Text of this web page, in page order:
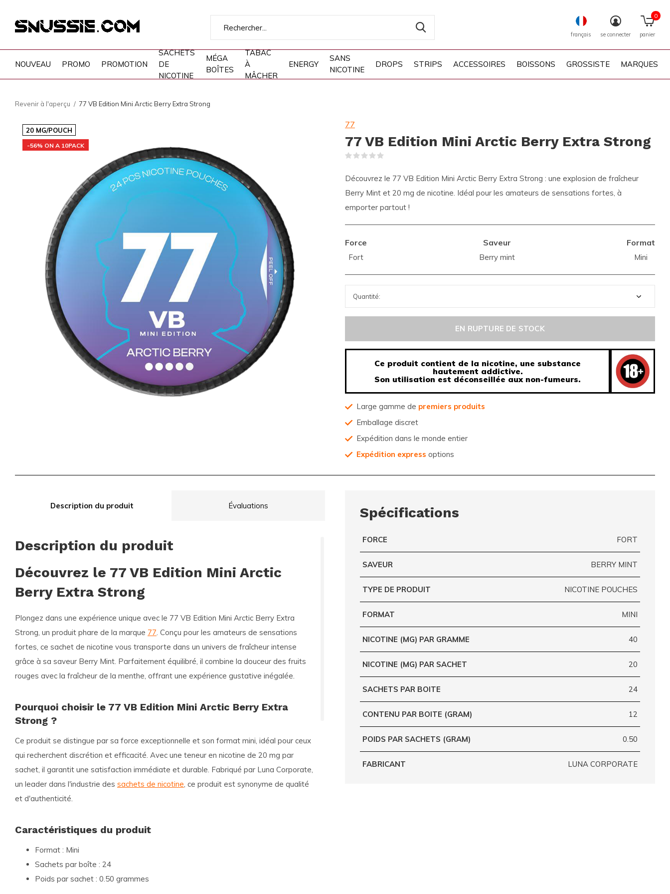
NOUVEAU PROMO PROMOTION
SACHETS
DE
NICOTINE
MÉGA
BOÎTES
TABAC
À
MÂCHER
ENERGY
SANS
NICOTINE
DROPS STRIPS ACCESSOIRES BOISSONS GROSSISTE MARQUES
français se connecter panier
0
Revenir à l'aperçu 77 VB Edition Mini Arctic Berry Extra Strong
20 MG/POUCH
-56% ON A 10PACK
77
77 VB Edition Mini Arctic Berry Extra Strong
Découvrez le 77 VB Edition Mini Arctic Berry Extra Strong : une explosion de fraîcheur
Berry Mint et 20 mg de nicotine. Idéal pour les amateurs de sensations fortes, à
emporter partout !
Force
Fort
Saveur
Berry mint
Format
Mini
EN RUPTURE DE STOCK
Ce produit contient de la nicotine, une substance
hautement addictive.
Son utilisation est déconseillée aux non-fumeurs.
Large gamme de premiers produits
Emballage discret
Expédition dans le monde entier
Expédition express options
Description du produit Évaluations
Description du produit
Découvrez le 77 VB Edition Mini Arctic
Berry Extra Strong
Plongez dans une expérience unique avec le 77 VB Edition Mini Arctic Berry Extra
Strong , un produit phare de la marque 77 . Conçu pour les amateurs de sensations
fortes, ce sachet de nicotine vous transporte dans un univers de fraîcheur intense
grâce à sa saveur Berry Mint. Parfaitement équilibré, il combine la douceur des fruits
rouges avec la fraîcheur de la menthe, offrant une expérience gustative inégalée.
Pourquoi choisir le 77 VB Edition Mini Arctic Berry Extra
Strong ?
Ce produit se distingue par sa force exceptionnelle et son format mini, idéal pour ceux
qui recherchent discrétion et efficacité. Avec une teneur en nicotine de 20 mg par
sachet, il garantit une satisfaction immédiate et durable. Fabriqué par Luna Corporate,
un leader dans l'industrie des sachets de nicotine , ce produit est synonyme de qualité
et d'authenticité.
Caractéristiques du produit
Format : Mini
Sachets par boîte : 24
Poids par sachet : 0.50 grammes
Spécifications
FORCE FORT
SAVEUR BERRY MINT
TYPE DE PRODUIT NICOTINE POUCHES
FORMAT MINI
NICOTINE (MG) PAR GRAMME 40
NICOTINE (MG) PAR SACHET 20
SACHETS PAR BOITE 24
CONTENU PAR BOITE (GRAM) 12
POIDS PAR SACHETS (GRAM) 0.50
FABRICANT LUNA CORPORATE